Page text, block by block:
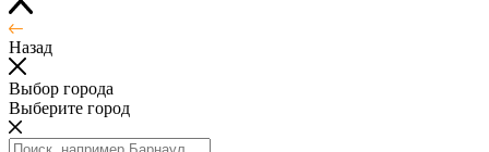
Назад
Выбор города
Выберите город